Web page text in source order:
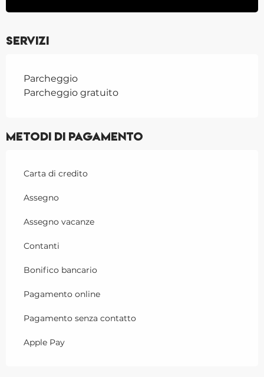
Servizi
Parcheggio
Parcheggio gratuito
Metodi di pagamento
Carta di credito
Assegno
Assegno vacanze
Contanti
Bonifico bancario
Pagamento online
Pagamento senza contatto
Apple Pay